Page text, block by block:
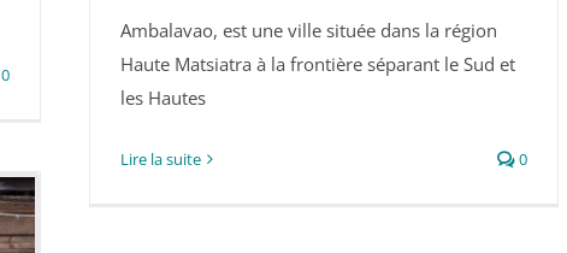
0
Ambalavao
Ambalavao, est une ville située dans la région
Haute Matsiatra à la frontière séparant le Sud et
les Hautes
Lire la suite 0